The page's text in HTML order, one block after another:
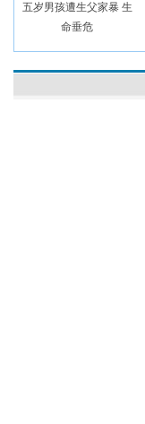
五岁男孩遭生父家暴 生
命垂危